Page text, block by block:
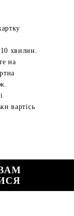
хвилин.
на
вартісь